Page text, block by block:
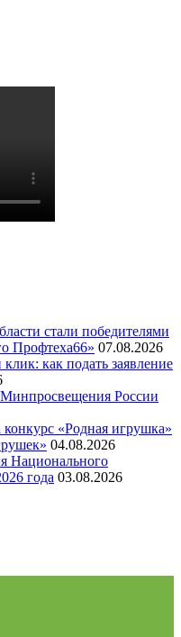
стали победителями
Профтеха66» 07.08.2026
как подать заявление
России
конкурс «Родная игрушка»
04.08.2026
Национального
года 03.08.2026